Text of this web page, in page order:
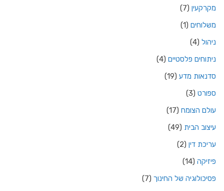
מקרקעין (7)
משלוחים (1)
ניהול (4)
ניתוחים פלסטיים (4)
סדנאות מדע (19)
ספורט (3)
עולם הצומח (17)
עיצוב הבית (49)
עריכת דין (2)
פיזיקה (14)
פסיכולוגיה של החינוך (7)